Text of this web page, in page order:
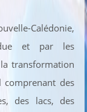
Calédonie,
et par les
transformation
comprenant des
des lacs, des